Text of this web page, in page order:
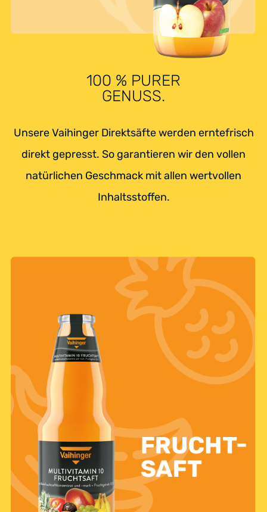
100 % PURER
GENUSS.
Unsere Vaihinger Direktsäfte werden erntefrisch
direkt gepresst. So garantieren wir den vollen
natürlichen Geschmack mit allen wertvollen
Inhaltsstoffen.